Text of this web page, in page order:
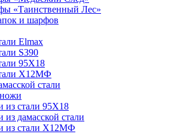
«Таинственный Лес»
и шарфов
Elmax
S390
95X18
Х12МФ
стали
из стали 95X18
дамасской стали
из стали Х12МФ